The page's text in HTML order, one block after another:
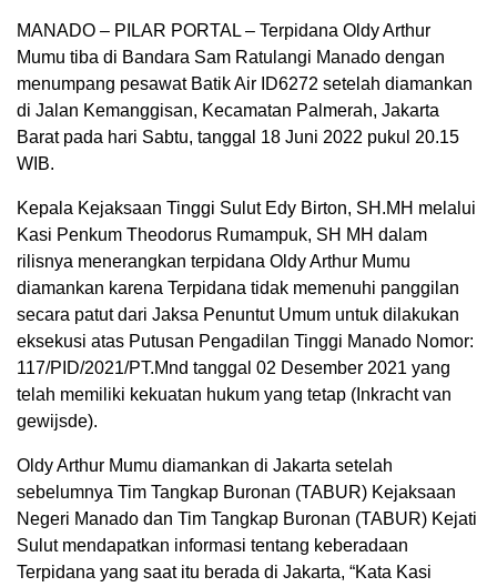
MANADO – PILAR PORTAL – Terpidana Oldy Arthur
Mumu tiba di Bandara Sam Ratulangi Manado dengan
menumpang pesawat Batik Air ID6272 setelah diamankan
di Jalan Kemanggisan, Kecamatan Palmerah, Jakarta
Barat pada hari Sabtu, tanggal 18 Juni 2022 pukul 20.15
WIB.
Kepala Kejaksaan Tinggi Sulut Edy Birton, SH.MH melalui
Kasi Penkum Theodorus Rumampuk, SH MH dalam
rilisnya menerangkan terpidana Oldy Arthur Mumu
diamankan karena Terpidana tidak memenuhi panggilan
secara patut dari Jaksa Penuntut Umum untuk dilakukan
eksekusi atas Putusan Pengadilan Tinggi Manado Nomor:
117/PID/2021/PT.Mnd tanggal 02 Desember 2021 yang
telah memiliki kekuatan hukum yang tetap (Inkracht van
gewijsde).
Oldy Arthur Mumu diamankan di Jakarta setelah
sebelumnya Tim Tangkap Buronan (TABUR) Kejaksaan
Negeri Manado dan Tim Tangkap Buronan (TABUR) Kejati
Sulut mendapatkan informasi tentang keberadaan
Terpidana yang saat itu berada di Jakarta, “Kata Kasi